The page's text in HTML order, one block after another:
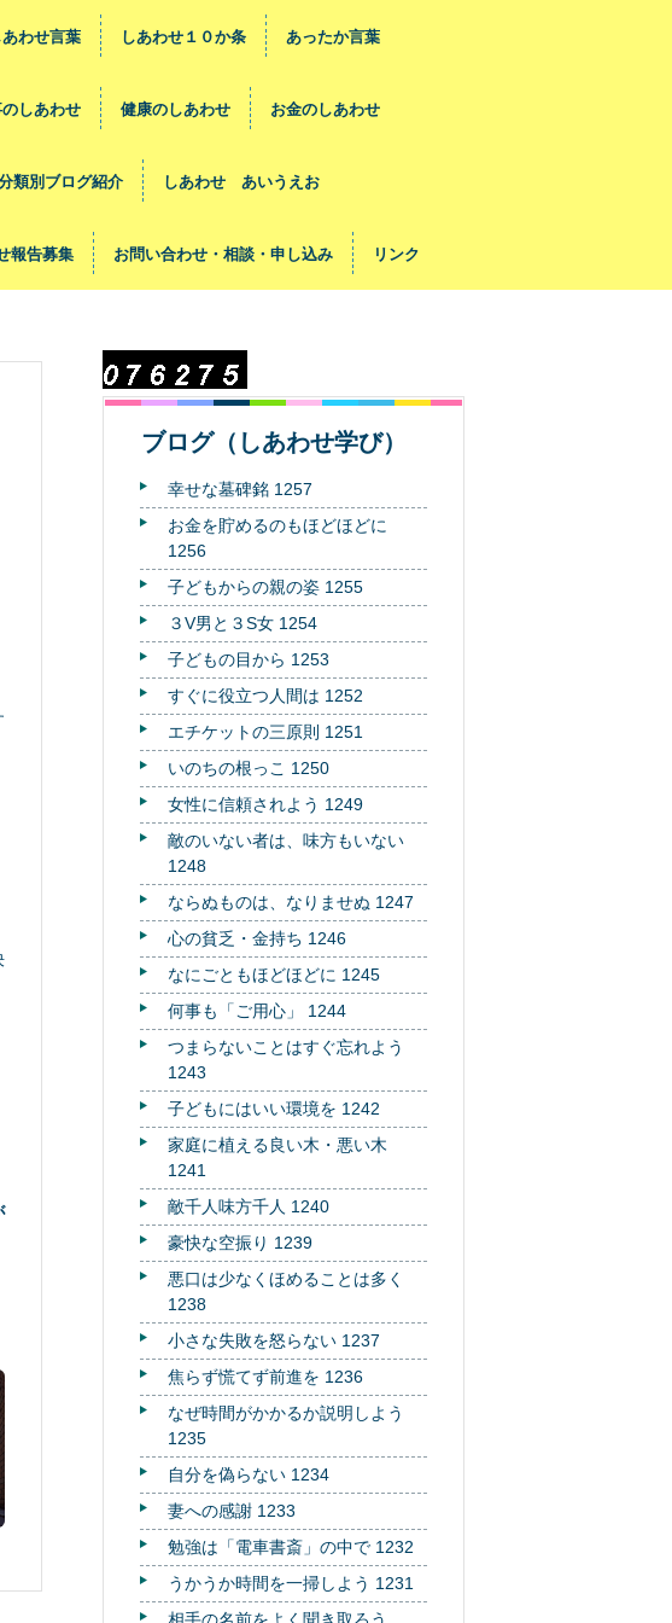
あわせ言葉 しあわせ１０か条 あったか言葉
しあわせ 健康のしあわせ お金のしあわせ
類別ブログ紹介 しあわせ あいうえお
報告募集 お問い合わせ・相談・申し込み リンク
ブログ（しあわせ学び）
幸せな墓碑銘 1257
お金を貯めるのもほどほどに
1256
子どもからの親の姿 1255
３V男と３S女 1254
子どもの目から 1253
すぐに役立つ人間は 1252
エチケットの三原則 1251
いのちの根っこ 1250
女性に信頼されよう 1249
敵のいない者は、味方もいない
1248
ならぬものは、なりませぬ 1247
心の貧乏・金持ち 1246
なにごともほどほどに 1245
何事も「ご用心」 1244
つまらないことはすぐ忘れよう
1243
子どもにはいい環境を 1242
家庭に植える良い木・悪い木
1241
敵千人味方千人 1240
豪快な空振り 1239
悪口は少なくほめることは多く
1238
小さな失敗を怒らない 1237
焦らず慌てず前進を 1236
なぜ時間がかかるか説明しよう
1235
自分を偽らない 1234
妻への感謝 1233
勉強は「電車書斎」の中で 1232
うかうか時間を一掃しよう 1231